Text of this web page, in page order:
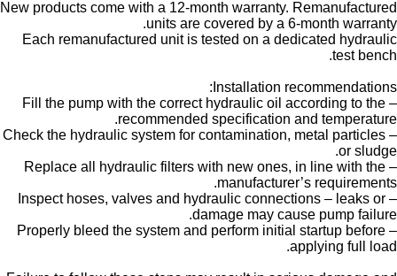
New products come with a 12-month warranty. Remanufactured
units are covered by a 6-month warranty.
Each remanufactured unit is tested on a dedicated hydraulic
test bench.
Installation recommendations:
– Fill the pump with the correct hydraulic oil according to the
recommended specification and temperature.
– Check the hydraulic system for contamination, metal particles
or sludge.
– Replace all hydraulic filters with new ones, in line with the
manufacturer’s requirements.
– Inspect hoses, valves and hydraulic connections – leaks or
damage may cause pump failure.
– Properly bleed the system and perform initial startup before
applying full load.